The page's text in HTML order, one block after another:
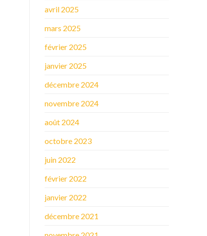
avril 2025
mars 2025
février 2025
janvier 2025
décembre 2024
novembre 2024
août 2024
octobre 2023
juin 2022
février 2022
janvier 2022
décembre 2021